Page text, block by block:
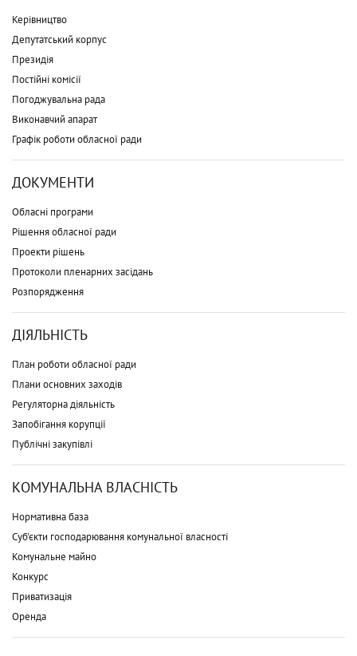
Керівництво
Депутатський корпус
Президія
Постійні комісії
Погоджувальна рада
Виконавчий апарат
Графік роботи обласної ради
ДОКУМЕНТИ
Обласні програми
Рішення обласної ради
Проекти рішень
Протоколи пленарних засідань
Розпорядження
ДІЯЛЬНІСТЬ
План роботи обласної ради
Плани основних заходів
Регуляторна діяльність
Запобігання корупції
Публічні закупівлі
КОМУНАЛЬНА ВЛАСНІСТЬ
Нормативна база
Суб'єкти господарювання комунальної власності
Комунальне майно
Конкурс
Приватизація
Оренда